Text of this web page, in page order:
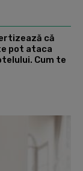
că
pot ataca
Cum te